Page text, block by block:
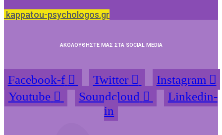
kappatou-psychologos.gr
ΑΚΟΛΟΥΘΗΣΤΕ ΜΑΣ ΣΤΑ SOCIAL MEDIA
Facebook-f Twitter
Instagram
Youtube
Soundcloud
Linkedin-
in